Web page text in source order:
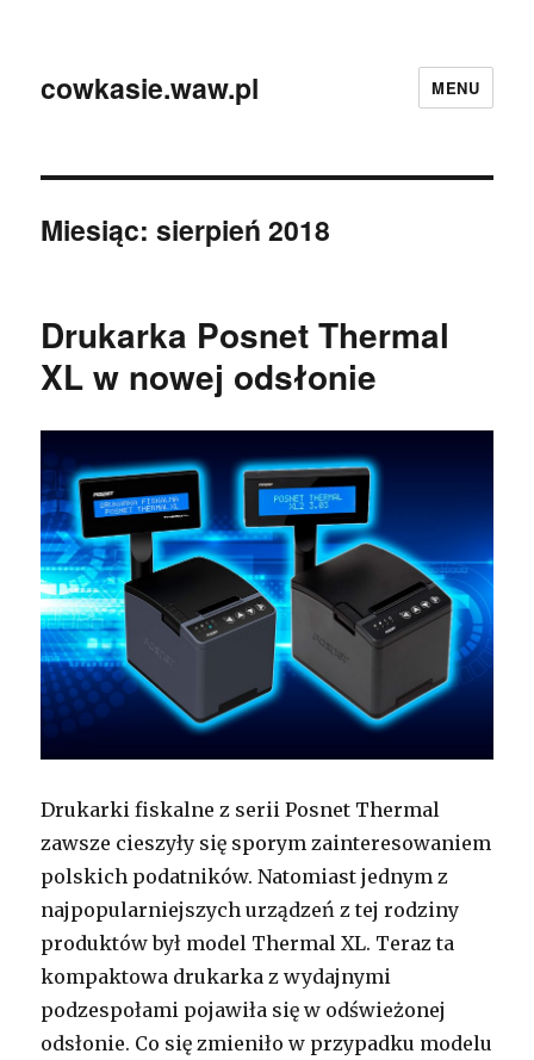
cowkasie.waw.pl MENU
Miesiąc:sierpień 2018
Drukarka Posnet Thermal
XL w nowej odsłonie
Drukarki fiskalne z serii Posnet Thermal
zawsze cieszyły się sporym zainteresowaniem
polskich podatników. Natomiast jednym z
najpopularniejszych urządzeń z tej rodziny
produktów był model Thermal XL. Teraz ta
kompaktowa drukarka z wydajnymi
podzespołami pojawiła się w odświeżonej
odsłonie. Co się zmieniło w przypadku modelu